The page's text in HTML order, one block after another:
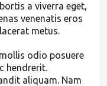
a viverra eget,
venenatis eros
metus.
odio posuere
hendrerit.
aliquam. Nam